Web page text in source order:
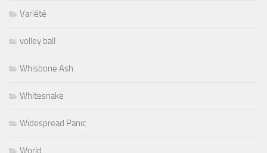
Variété
volley ball
Whisbone Ash
Whitesnake
Widespread Panic
World